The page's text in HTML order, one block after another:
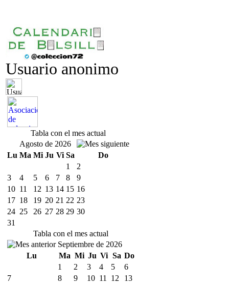
Usuario anonimo
Tabla con el mes actual
Agosto de 2026
Lu Ma Mi Ju Vi Sa
Do
1
2
3
4 5 6 7 8
9
10 11 12 13 14 15 16
17 18 19 20 21 22 23
24 25 26 27 28 29 30
31
Tabla con el mes actual
Septiembre de 2026
Lu
Ma Mi Ju Vi Sa Do
1
2 3 4 5
6
7
8 9 10 11 12
13